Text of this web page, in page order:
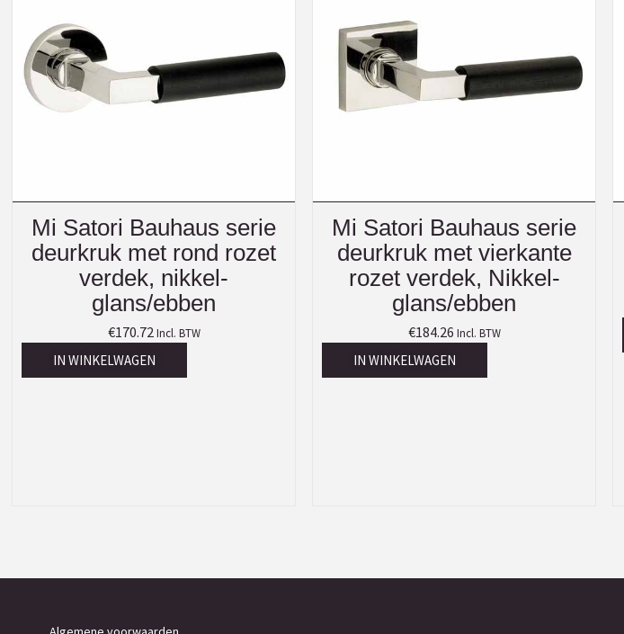
Mi Satori Bauhaus serie
deurkruk met rond rozet
verdek, nikkel-
glans/ebben
€170.72 Incl. BTW
IN WINKELWAGEN
Mi Satori Bauhaus serie
deurkruk met vierkante
rozet verdek, Nikkel-
glans/ebben
€184.26 Incl. BTW
IN WINKELWAGEN